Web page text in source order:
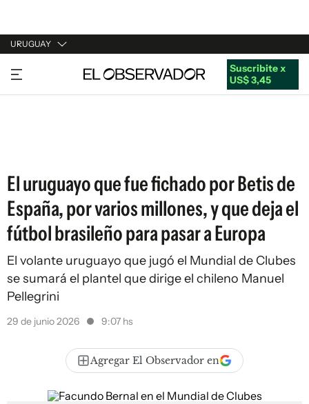
URUGUAY
URUGUAY
ARGENTINA
Suscribite x
US$ 3,45
El uruguayo que fue fichado por Betis de
España, por varios millones, y que deja el
fútbol brasileño para pasar a Europa
El volante uruguayo que jugó el Mundial de Clubes
se sumará el plantel que dirige el chileno Manuel
Pellegrini
29 de junio 2026 9:07 hs
Agregar El Observador en